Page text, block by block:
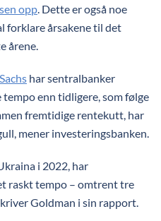
opp. Dette er også noe
forklare årsakene til det
årene.
har sentralbanker
enn tidligere, som følge
fremtidige rentekutt, har
mener investeringsbanken.
i 2022, har
raskt tempo – omtrent tre
Goldman i sin rapport.